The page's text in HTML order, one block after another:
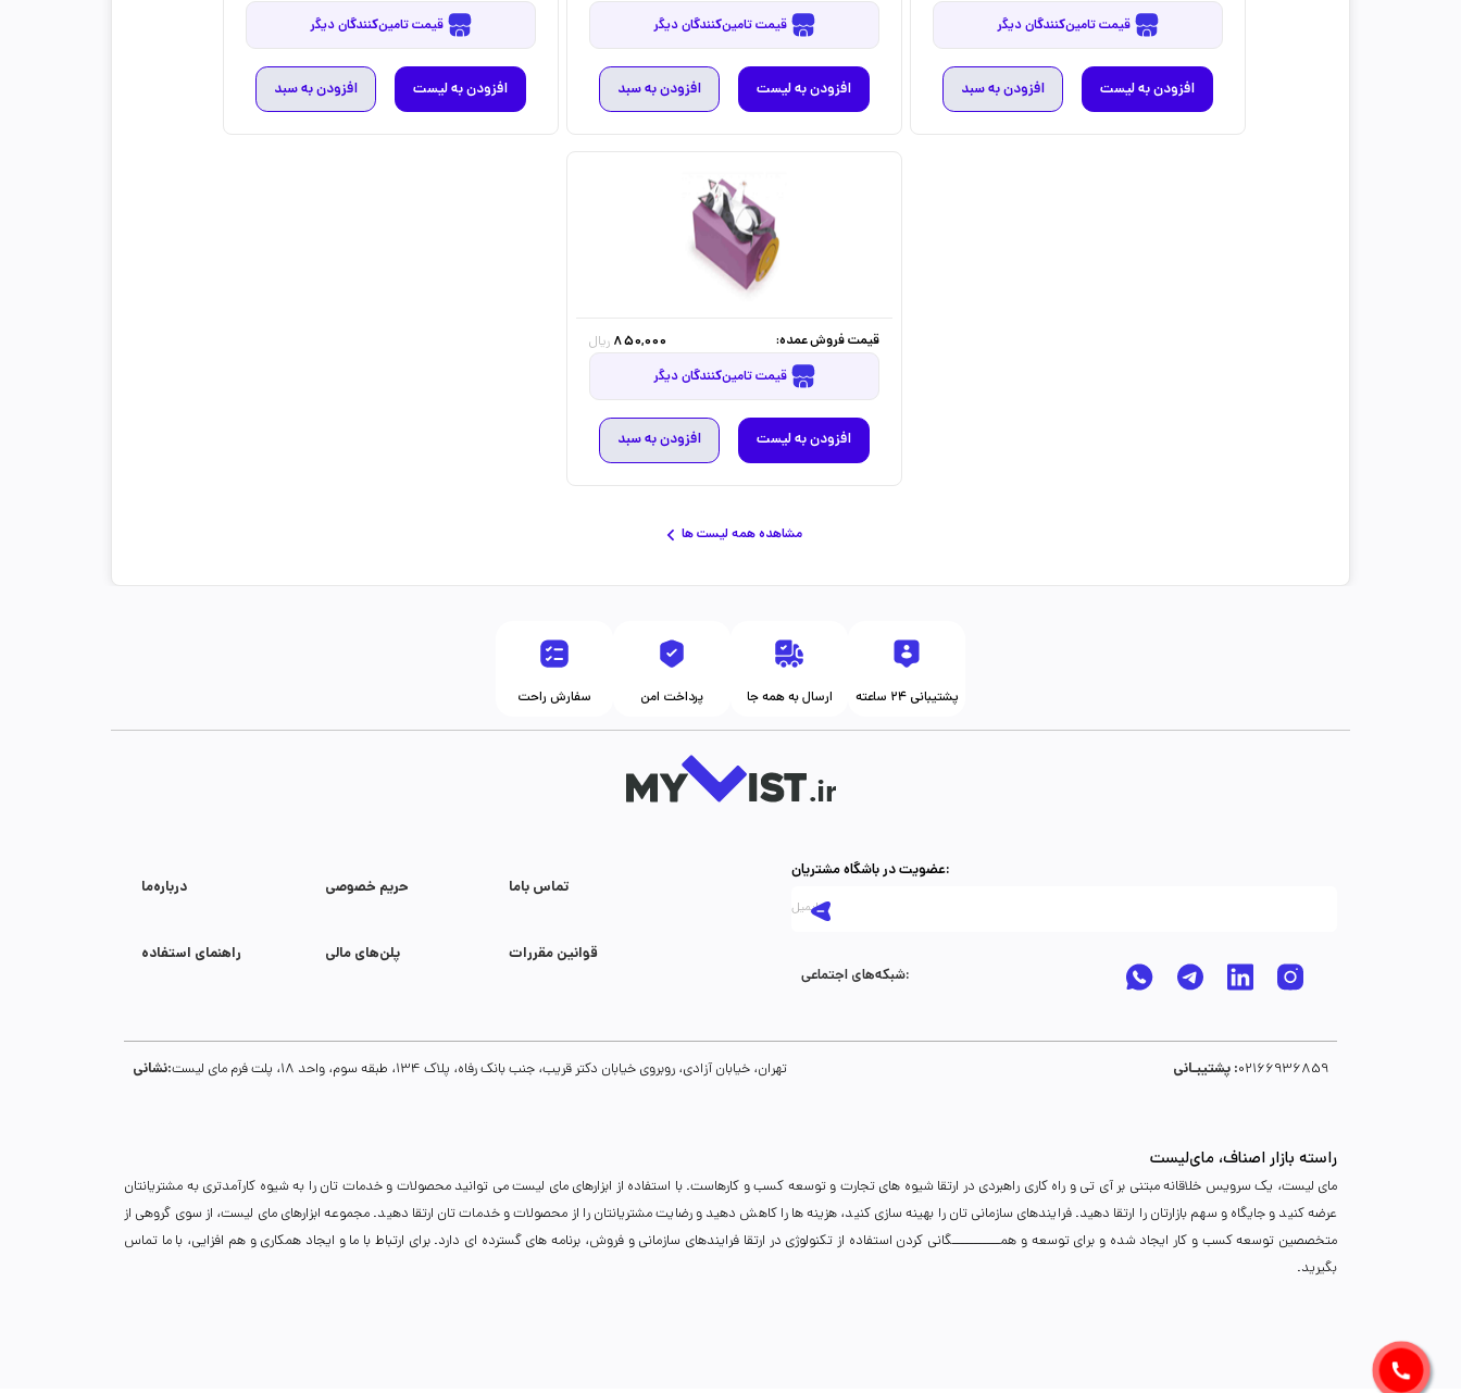
قیمت تامین‌کنندگان دیگر
افزودن به لیست افزودن به سبد
قیمت تامین‌کنندگان دیگر
افزودن به لیست افزودن به سبد
قیمت تامین‌کنندگان دیگر
افزودن به لیست افزودن به سبد
قیمت فروش عمده: 850,000 ریال
قیمت تامین‌کنندگان دیگر
افزودن به لیست افزودن به سبد
مشاهده همه لیست ها
سفارش راحت پرداخت امن ارسال به همه جا پشتیبانی ۲۴ ساعته
درباره‌ما حریم خصوصی تماس با‌ما
راهنمای استفاده پلن‌های مالی قوانین مقررات
عضویت در باشگاه مشتریان:
شبکه‌های اجتماعی:
نشانی: تهران، خیابان آزادی، روبروی خیابان دکتر قریب، جنب بانک رفاه، پلاک 134، طبقه سوم، واحد 18، پلت فرم مای لیست پشتیبـانی :02166936859
راسته بازار اصناف، مای‌لیست
مای لیست، یک سرویس خلاقانه مبتنی بر آی تی و راه کاری راهبردی در ارتقا شیوه های تجارت و توسعه کسب و کارهاست. با استفاده از ابزارهای مای لیست می توانید محصولات و خدمات تان را به شیوه کارآمدتری به مشتریانتان
عرضه کنید و جایگاه و سهم بازارتان را ارتقا دهید. فرایندهای سازمانی تان را بهینه سازی کنید، هزینه ها را کاهش دهید و رضایت مشتریانتان را از محصولات و خدمات تان ارتقا دهید. مجموعه ابزارهای مای لیست، از سوی گروهی از
متخصصین توسعه کسب و کار ایجاد شده و برای توسعه و همـــــــــــگانی کردن استفاده از تکنولوژی در ارتقا فرایندهای سازمانی و فروش، برنامه های گسترده ای دارد. برای ارتباط با ما و ایجاد همکاری و هم افزایی، با ما تماس
بگیرید.